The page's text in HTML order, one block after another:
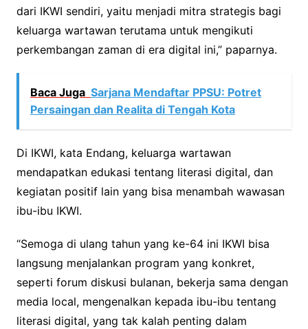
dari IKWI sendiri, yaitu menjadi mitra strategis bagi
keluarga wartawan terutama untuk mengikuti
perkembangan zaman di era digital ini,” paparnya.
Baca Juga Sarjana Mendaftar PPSU: Potret
Persaingan dan Realita di Tengah Kota
Di IKWI, kata Endang, keluarga wartawan
mendapatkan edukasi tentang literasi digital, dan
kegiatan positif lain yang bisa menambah wawasan
ibu-ibu IKWI.
“Semoga di ulang tahun yang ke-64 ini IKWI bisa
langsung menjalankan program yang konkret,
seperti forum diskusi bulanan, bekerja sama dengan
media local, mengenalkan kepada ibu-ibu tentang
literasi digital, yang tak kalah penting dalam